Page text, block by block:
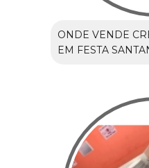
ONDE VENDE
EM FESTA